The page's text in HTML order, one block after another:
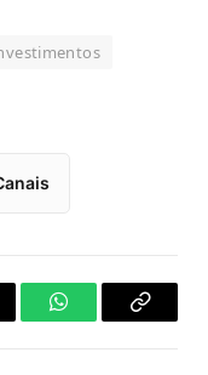
WhatsAppCopy